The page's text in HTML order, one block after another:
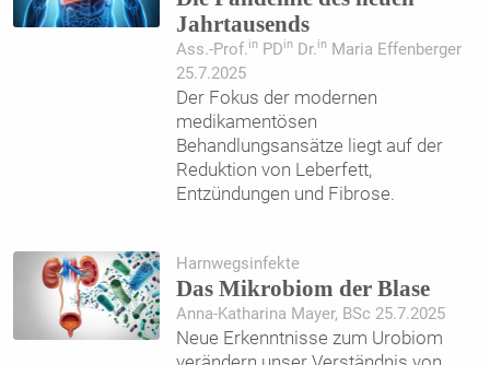
Jahrtausends
Ass.-Prof.inPDinDr.inMaria Effenberger
25.7.2025
Der Fokus der modernen
medikamentösen
Behandlungsansätze liegt auf der
Reduktion von Leberfett,
Entzündungen und Fibrose.
Harnwegsinfekte
Das Mikrobiom der Blase
Anna-Katharina Mayer, BSc 25.7.2025
Neue Erkenntnisse zum Urobiom